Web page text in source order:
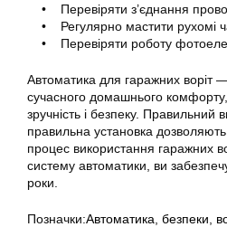
• Перевіряти з’єднання
• Регулярно мастити рухомі
• Перевіряти роботу
Автоматика для гаражних воріт
сучасного домашнього
зручність і безпеку. Правильний
правильна установка
процес використання гаражних
систему автоматики, ви
роки.
Позначки:Автоматика безпеки